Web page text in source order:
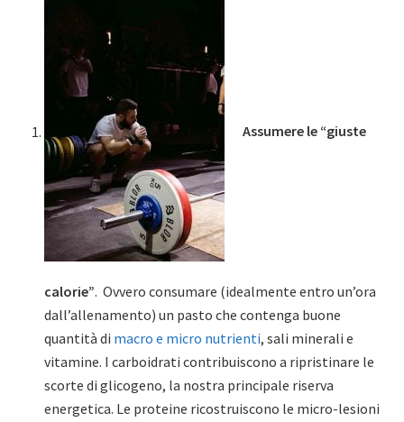
Assumere le “giuste
calorie”. Ovvero consumare (idealmente entro un’ora
dall’allenamento) un pasto che contenga buone
quantità di macro e micro nutrienti, sali minerali e
vitamine. I carboidrati contribuiscono a ripristinare le
scorte di glicogeno, la nostra principale riserva
energetica. Le proteine ricostruiscono le micro-lesioni